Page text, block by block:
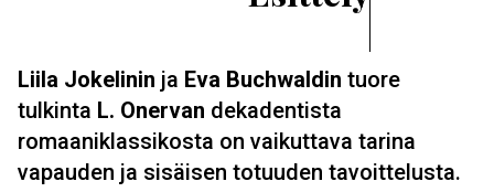
Liila Jokelinin ja Eva Buchwaldin tuore
tulkinta L. Onervan dekadentista
romaaniklassikosta on vaikuttava tarina
vapauden ja sisäisen totuuden tavoittelusta.